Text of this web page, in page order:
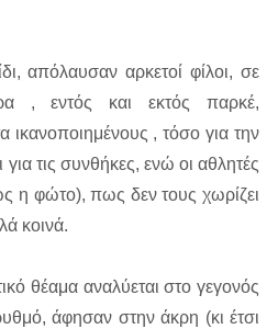
απόλαυσαν αρκετοί φίλοι, σε
, εντός και εκτός παρκέ,
, τόσο για την
τις συνθήκες, ενώ οι αθλητές
η φώτο), πως δεν τους χωρίζει
κοινά.
θέαμα αναλύεται στο γεγονός
άφησαν στην άκρη (κι έτσι